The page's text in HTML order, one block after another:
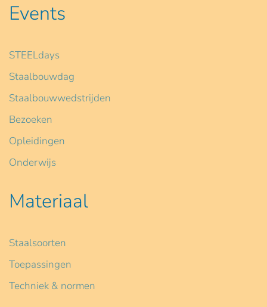
Events
STEELdays
Staalbouwdag
Staalbouwwedstrijden
Bezoeken
Opleidingen
Onderwijs
Materiaal
Staalsoorten
Toepassingen
Techniek & normen